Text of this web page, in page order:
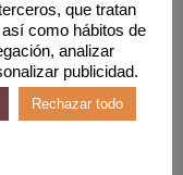
que tratan
como hábitos de
analizar
publicidad.
Rechazar todo